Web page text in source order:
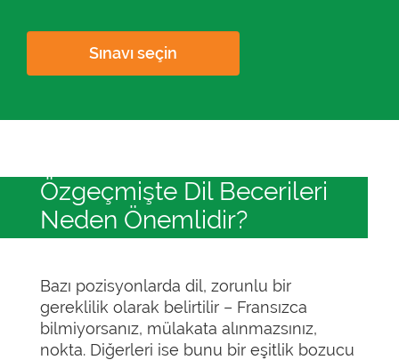
Sınavı seçin
Özgeçmişte Dil Becerileri
Neden Önemlidir?
Bazı pozisyonlarda dil, zorunlu bir
gereklilik olarak belirtilir – Fransızca
bilmiyorsanız, mülakata alınmazsınız,
nokta. Diğerleri ise bunu bir eşitlik bozucu